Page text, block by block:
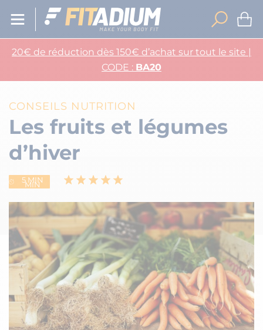
20€ de réduction dès 150€ d’achat sur tout le site |
CODE : BA20
CONSEILS NUTRITION
Les fruits et légumes
d’hiver
5 MIN
MIN